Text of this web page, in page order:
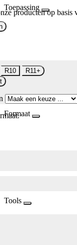
Toepassing
producten op basis
R10
R11+
Formaat
Tools